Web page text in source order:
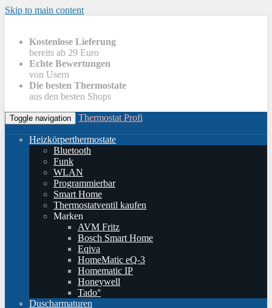
Skip to main content
Kostenlose Lieferung
bereits ab 29 Euro
Echte Bewertungen
von Usern
Die besten Thermostate
aus den besten Shops
Toggle navigation Thermostat Profi
Heizkörperthermostate
Bluetooth
Funk
WLAN
Programmierbar
Smart Home
Thermostatventil kaufen
Marken
AVM Fritz
Bosch Smart Home
Eqiva
HomeMatic eQ-3
Homematic IP
Honeywell
Tado°
Duscharmaturen